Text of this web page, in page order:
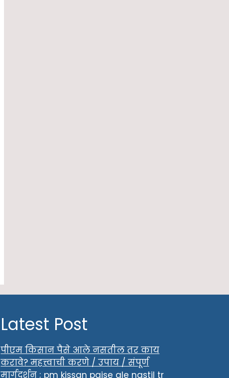
Latest Post
पीएम किसान पैसे आले नसतील तर काय
करावे? महत्त्वाची करणे / उपाय / संपूर्ण
मार्गदर्शन ; pm kissan paise ale nastil tr